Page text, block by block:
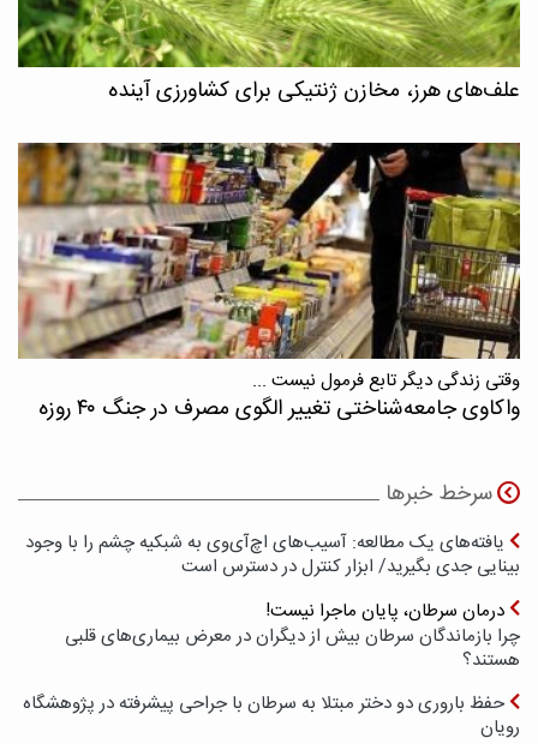
علف‌های هرز، مخازن ژنتیکی برای کشاورزی آینده
وقتی زندگی دیگر تابع فرمول نیست ...
واکاوی جامعه‌شناختی تغییر الگوی مصرف در جنگ ۴۰ روزه
سرخط خبرها
یافته‌های یک مطالعه: آسیب‌های اچ‌آی‌وی به شبکیه چشم را با وجود
بینایی جدی بگیرید/ ابزار کنترل در دسترس است
درمان سرطان، پایان ماجرا نیست!
چرا بازماندگان سرطان بیش از دیگران در معرض بیماری‌های قلبی
هستند؟
حفظ باروری دو دختر مبتلا به سرطان با جراحی پیشرفته در پژوهشگاه
رویان